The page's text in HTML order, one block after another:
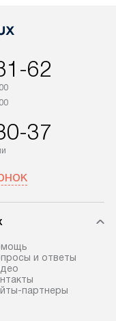
по монтажу
материалы.
предполагают,
установленной
62
37
и ответы
партнеры